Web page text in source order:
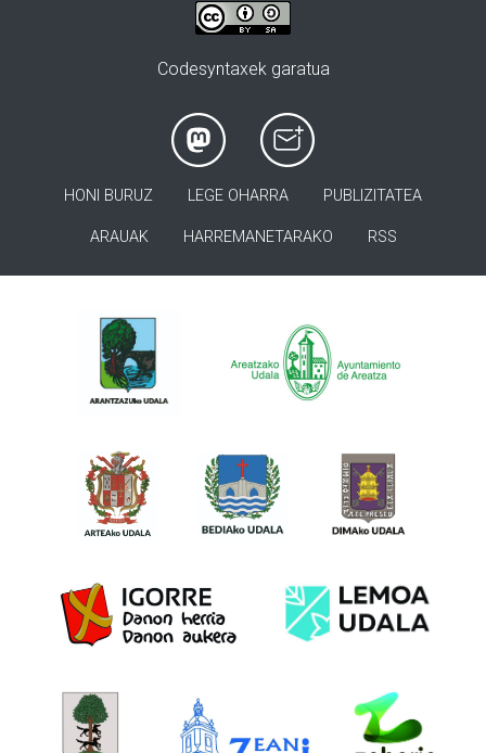
Codesyntaxek garatua
HONI BURUZ LEGE OHARRA PUBLIZITATEA
ARAUAK HARREMANETARAKO RSS